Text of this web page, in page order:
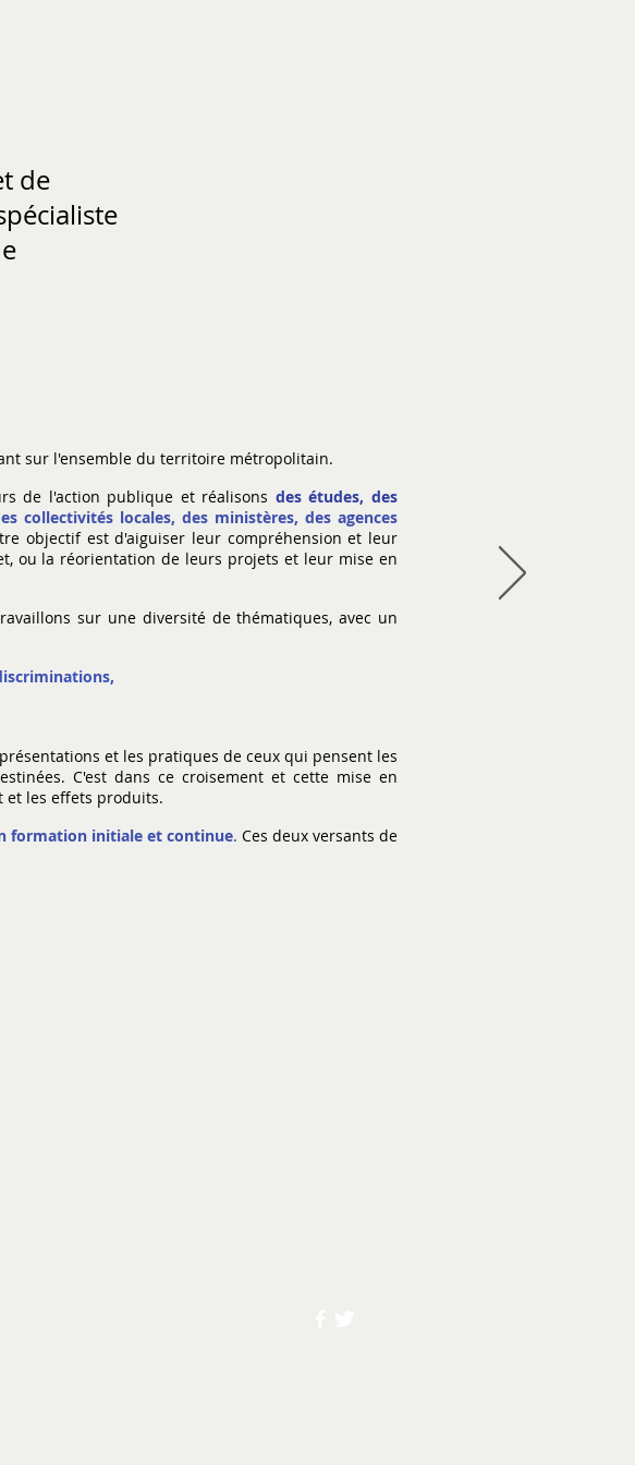
de
sur l'ensemble du territoire métropolitain.
de l'action publique et réalisons des études, des
collectivités locales, des ministères, des agences
objectif est d'aiguiser leur compréhension et leur
ou la réorientation de leurs projets et leur mise en
sur une diversité de thématiques, avec un
et les pratiques de ceux qui pensent les
C'est dans ce croisement et cette mise en
et les effets produits.
formation initiale et continue. Ces deux versants de